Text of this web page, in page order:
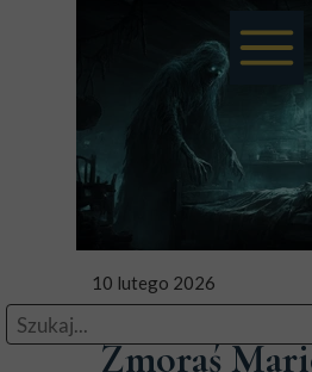
10 lutego 2026
Zmoraś